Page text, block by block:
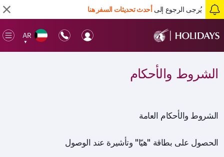
يُرجى الرجوع إلىأحدث تحديثات السفر هنا
AR
▼
الشروط والأحكام
الشروط والأحكام العامة
الحصول على بطاقة "هيّا" وتأشيرة عند الوصول